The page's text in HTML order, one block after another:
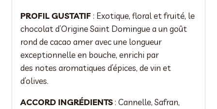
PROFIL GUSTATIF : Exotique, floral et fruité, le
chocolat d’Origine Saint Domingue a un goût
rond de cacao amer avec une longueur
exceptionnelle en bouche, enrichi par
des notes aromatiques d’épices, de vin et
d’olives.
ACCORD INGRÉDIENTS: Cannelle, Safran,